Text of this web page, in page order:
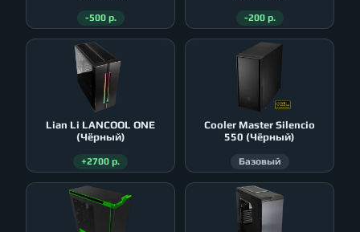
-500 р. -200 р.
Lian Li LANCOOL ONE
(Чёрный)
+2700 р.
Cooler Master Silencio
550 (Чёрный)
Базовый